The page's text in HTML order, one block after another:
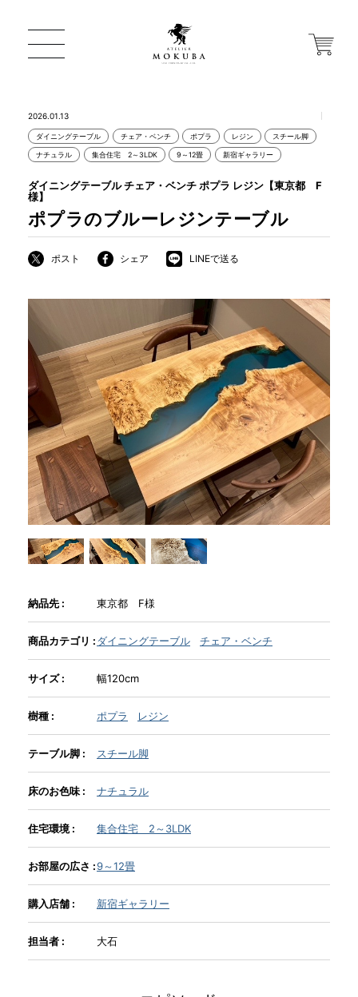
ONLINE STORE
一枚板 ATELIER MOKUBA HOME
MOKUBA について
商品情報
直営店
イベント
WEBカタログ
全商品一覧
新入荷情報
INFORMATION
MOKUBA CHANNEL
よくあるご質問
お問い合わせ
2026.01.13
ダイニングテーブル チェア・ベンチ ポプラ レジン スチール脚
ナチュラル 集合住宅 2～3LDK 9～12畳 新宿ギャラリー
ポプラのブルーレジンテーブル
ダイニングテーブル チェア・ベンチ ポプラ レジン【東京都 F
様】
ポスト シェア LINEで送る
納品先 : 東京都 F様
商品カテゴリ :ダイニングテーブル チェア・ベンチ
サイズ : 幅120cm
樹種 : ポプラ レジン
テーブル脚 : スチール脚
床のお色味 : ナチュラル
住宅環境 : 集合住宅 2～3LDK
お部屋の広さ :9～12畳
購入店舗 : 新宿ギャラリー
担当者 : 大石